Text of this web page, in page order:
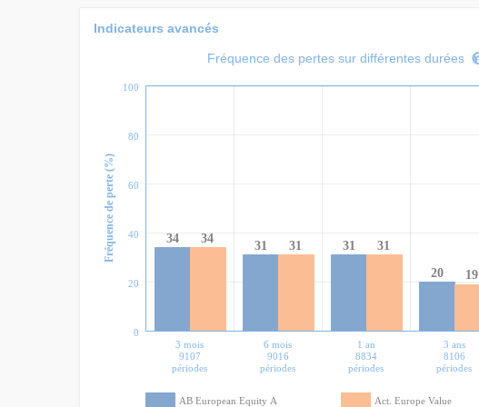
Indicateurs avancés
Fréquence des pertes sur différentes durées
34
31
31
20
34
31 31
19
3 mois
9107
périodes
6 mois
9016
périodes
1 an
8834
périodes
3 ans
8106
périodes
0
20
40
60
80
100
Fréquence de perte (%)
AB European Equity A Act. Europe Value